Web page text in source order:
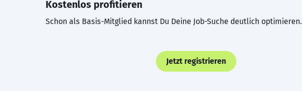
Kostenlos profitieren
Schon als Basis-Mitglied kannst Du Deine Job-Suche deutlich optimieren.
Jetzt registrieren